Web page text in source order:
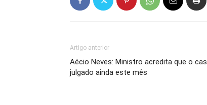
Artigo anterior
Aécio Neves: Ministro acredita que o
julgado ainda este mês